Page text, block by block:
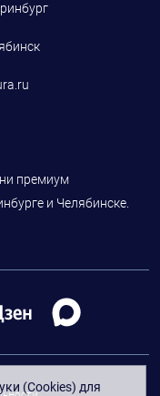
премиум
и Челябинске.
(Cookies) для